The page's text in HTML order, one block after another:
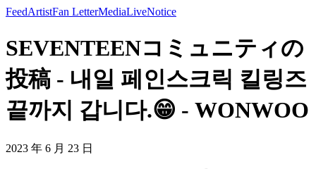
FeedArtistFan LetterMediaLiveNotice
SEVENTEENコミュニティの
投稿 - 내일 페인스크릭 킬링즈
끝까지 갑니다.😁 - WONWOO
2023 年 6 月 23 日